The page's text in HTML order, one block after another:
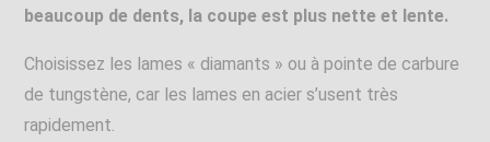
beaucoup de dents, la coupe est plus nette et lente.
Choisissez les lames « diamants » ou à pointe de carbure
de tungstène, car les lames en acier s’usent très
rapidement.